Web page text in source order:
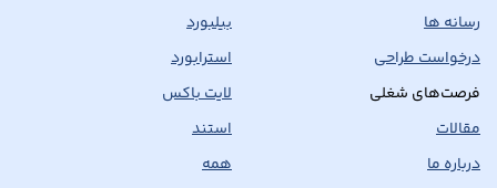
رسانه ها
درخواست طراحی
فرصت‌های شغلی
مقالات
درباره ما
بیلبورد
استرابورد
لایت باکس
استند
همه